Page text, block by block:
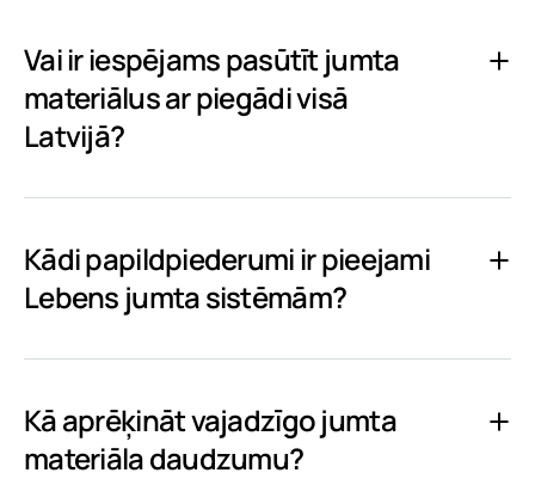
Vai ir iespējams pasūtīt jumta
materiālus ar piegādi visā
Latvijā?
Kādi papildpiederumi ir pieejami
Lebens jumta sistēmām?
Kā aprēķināt vajadzīgo jumta
materiāla daudzumu?